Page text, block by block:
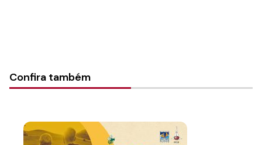
Confira também